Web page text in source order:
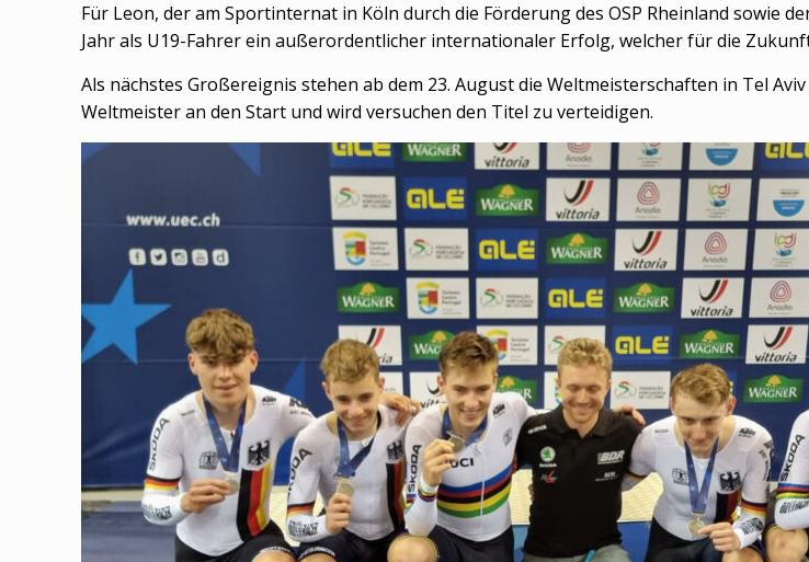
Für Leon, der am Sportinternat in Köln durch die Förderung des OSP Rheinland
Jahr als U19-Fahrer ein außerordentlicher internationaler Erfolg, welcher für die
Als nächstes Großereignis stehen ab dem 23. August die Weltmeisterschaften in Tel
Weltmeister an den Start und wird versuchen den Titel zu verteidigen.